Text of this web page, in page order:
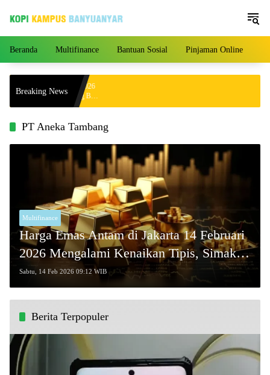
Beranda Multifinance Bantuan Sosial Pinjaman Online
Breaking News
Hari Ini 4 Agustus 2026
per Gram, Peluang Beli
PT Aneka Tambang
Multifinance
Harga Emas Antam di Jakarta 14 Februari
2026 Mengalami Kenaikan Tipis, Simak
Daftar Harga Lengkapnya
Sabtu, 14 Feb 2026 09:12 WIB
Berita Terpopuler